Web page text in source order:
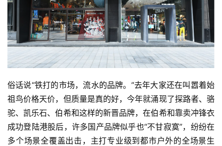
俗话说“铁打的市场，流水的品牌。”去年大家还在叫嚣着始
祖鸟价格天价，但质量是真的好，今年就涌现了探路者、骆
驼、凯乐石、伯希和这样的新晋品牌，在伯希和靠卖冲锋衣
成功登陆港股后，许多国产品牌似乎也“不甘寂寞”，纷纷在
多个场景全覆盖出击，主打专业级到都市户外的全场景生